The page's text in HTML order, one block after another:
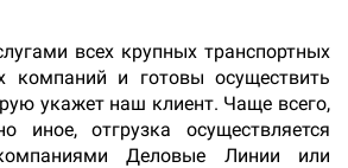
всех крупных транспортных
компаний и готовы осуществить
укажет наш клиент. Чаще всего,
иное, отгрузка осуществляется
Деловые Линии или